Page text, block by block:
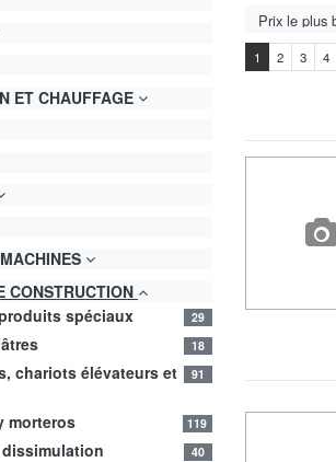
ET CHAUFFAGE
CONSTRUCTION
spéciaux
29
18
91
morteros 119
dissimulation 40
1 2 3 4